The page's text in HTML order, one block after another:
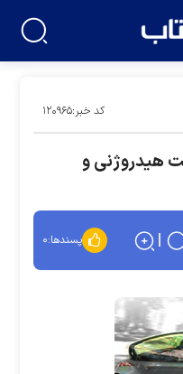
کد خبر:۱۲۰۹۶۵
هیدروژنی و
پسندها:۰